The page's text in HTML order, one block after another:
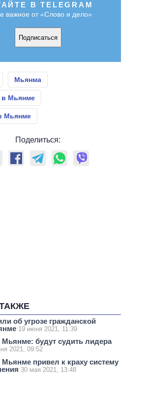
В TELEGRAM
важное от «Слово и дело»
Подписаться
Мьянма
в Мьянме
Мьянме
Поделиться:
об угрозе гражданской
19 июня 2021, 11:39
Мьянме: будут судить лидера
2021, 09:52
Мьянме привел к краху систему
30 мая 2021, 13:48